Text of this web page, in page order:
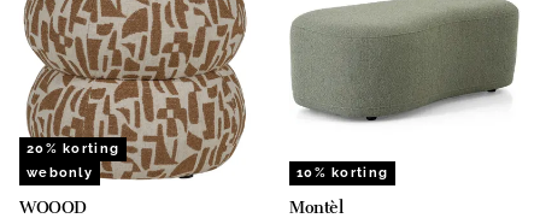
20% korting
webonly
WOOOD
10% korting
Montèl